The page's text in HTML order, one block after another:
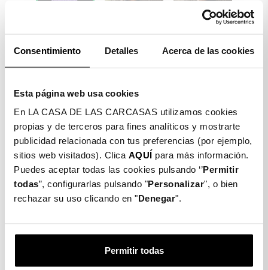
Consentimiento Detalles Acerca de las cookies
Esta página web usa cookies
En LA CASA DE LAS CARCASAS utilizamos cookies
propias y de terceros para fines analíticos y mostrarte
publicidad relacionada con tus preferencias (por ejemplo,
sitios web visitados). Clica AQUÍ para más información.
Puedes aceptar todas las cookies pulsando ‘’Permitir
todas”, configurarlas pulsando "Personalizar", o bien
rechazar su uso clicando en "Denegar".
Permitir todas

Detalles producto
COLGANTE CORDÓN
PREMIUM PARA MÓVILES
$ 4.990
Color: Malva
48/72h